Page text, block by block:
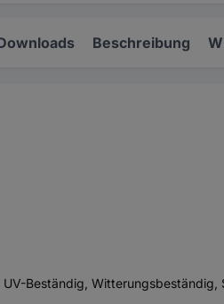
Beschreibung
Beständig, Witterungsbeständig,